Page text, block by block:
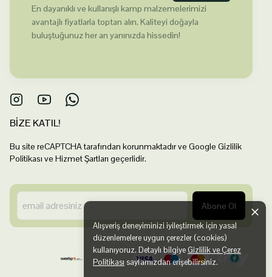
Alışveriş deneyiminizi iyileştirmek için yasal
düzenlemelere uygun çerezler (cookies)
kullanıyoruz. Detaylı bilgiye Gizlilik ve Çerez
Politikası sayfamızdan erişebilirsiniz.
En dayanıklı ve kullanışlı kamp malzemelerimizi
avantajlı fiyatlarla toptan alın. Kaliteyi doğayla
buluştuğunuz her an yanınızda hissedin!
BİZE KATIL!
Bu site reCAPTCHA tarafından korunmaktadır ve Google Gizlilik
Politikası ve Hizmet Şartları geçerlidir.
Abone Ol